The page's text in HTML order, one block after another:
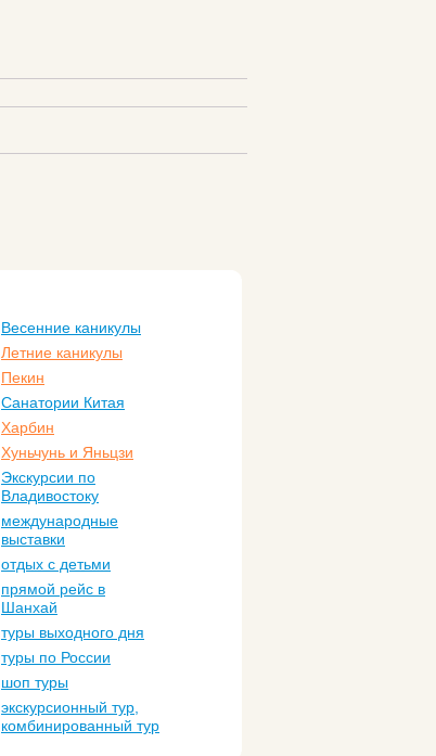
Весенние каникулы
Летние каникулы
Пекин
Санатории Китая
Харбин
Хуньчунь и Яньцзи
Экскурсии по
Владивостоку
международные
выставки
отдых с детьми
прямой рейс в
Шанхай
туры выходного дня
туры по России
шоп туры
экскурсионный тур,
комбинированный тур